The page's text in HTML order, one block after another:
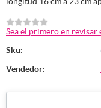
Sea el primero en
Sku:
Vendedor: